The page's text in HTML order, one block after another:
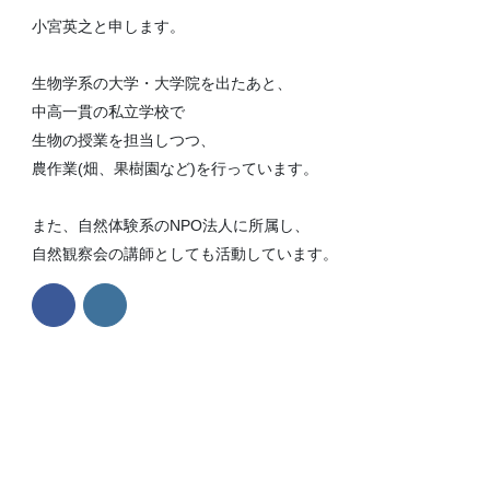
小宮英之と申します。
生物学系の大学・大学院を出たあと、
中高一貫の私立学校で
生物の授業を担当しつつ、
農作業(畑、果樹園など)を行っています。
また、自然体験系のNPO法人に所属し、
自然観察会の講師としても活動しています。